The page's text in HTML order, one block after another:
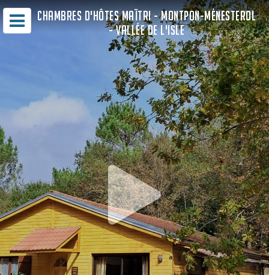
CHAMBRES D'HÔTES MAÏTRI - MONTPON-MÉNESTEROL
- VALLÉE DE L'ISLE